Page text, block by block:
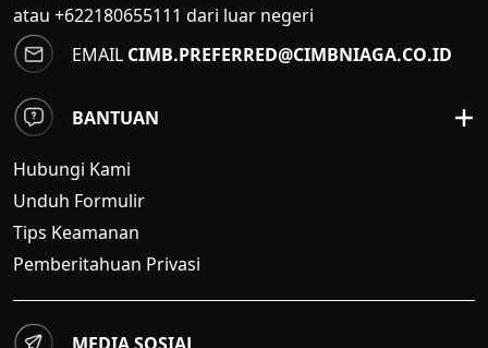
atau +622180655111 dari luar negeri
EMAIL CIMB.PREFERRED@CIMBNIAGA.CO.ID
BANTUAN
Hubungi Kami
Unduh Formulir
Tips Keamanan
Pemberitahuan Privasi